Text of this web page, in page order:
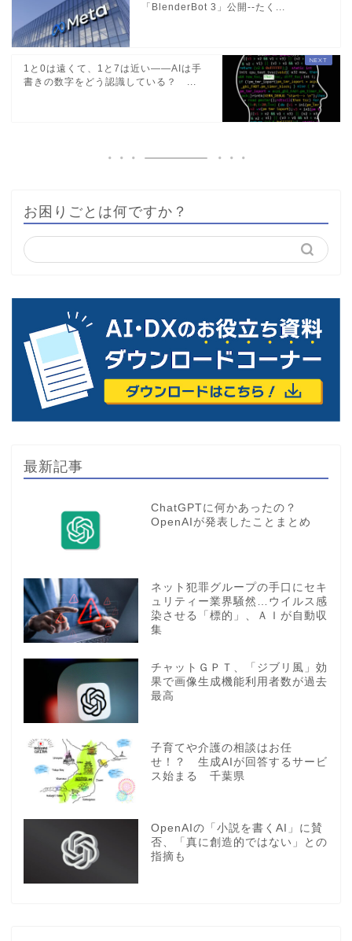
「BlenderBot 3」公開--たく...
1と0は遠くて、1と7は近い――AIは手
書きの数字をどう認識している？ ...
お困りごとは何ですか？
最新記事
ChatGPTに何かあったの？
OpenAIが発表したことまとめ
ネット犯罪グループの手口にセキ
ュリティー業界騒然…ウイルス感
染させる「標的」、ＡＩが自動収
集
チャットＧＰＴ、「ジブリ風」効
果で画像生成機能利用者数が過去
最高
子育てや介護の相談はお任
せ！？ 生成AIが回答するサービ
ス始まる 千葉県
OpenAIの「小説を書くAI」に賛
否、「真に創造的ではない」との
指摘も